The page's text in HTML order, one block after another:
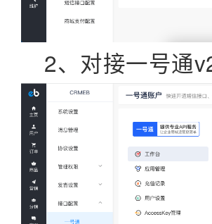
2、对接一号通